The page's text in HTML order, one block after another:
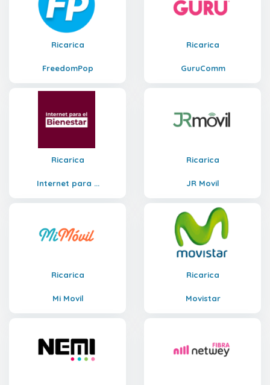
Ricarica
FreedomPop
Ricarica
GuruComm
Ricarica
Internet para ...
Ricarica
JR Movil
Ricarica
Mi Movil
Ricarica
Movistar